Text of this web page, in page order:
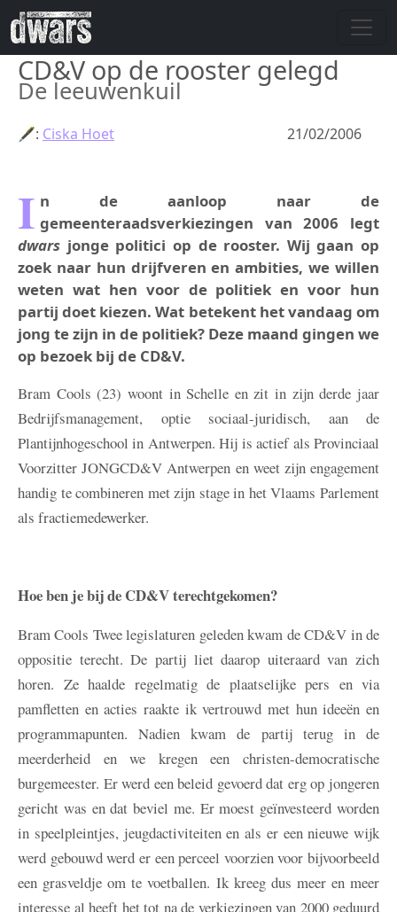
Overslaan en naar de inhoud gaan
CD&V op de rooster gelegd
De leeuwenkuil
21/02/2006
🖋: Ciska Hoet
I n de aanloop naar de
gemeenteraadsverkiezingen van 2006 legt
dwars jonge politici op de rooster. Wij gaan op
zoek naar hun drijfveren en ambities, we willen
weten wat hen voor de politiek en voor hun
partij doet kiezen. Wat betekent het vandaag om
jong te zijn in de politiek? Deze maand gingen we
op bezoek bij de CD&V.
Bram Cools (23) woont in Schelle en zit in zijn derde jaar
Bedrijfsmanagement, optie sociaal-juridisch, aan de
Plantijnhogeschool in Antwerpen. Hij is actief als Provinciaal
Voorzitter JONGCD&V Antwerpen en weet zijn engagement
handig te combineren met zijn stage in het Vlaams Parlement
als fractiemedewerker.
Hoe ben je bij de CD&V terechtgekomen?
Bram Cools Twee legislaturen geleden kwam de CD&V in de
oppositie terecht. De partij liet daarop uiteraard van zich
horen. Ze haalde regelmatig de plaatselijke pers en via
pamfletten en acties raakte ik vertrouwd met hun ideeën en
programmapunten. Nadien kwam de partij terug in de
meerderheid en we kregen een christen-democratische
burgemeester. Er werd een beleid gevoerd dat erg op jongeren
gericht was en dat beviel me. Er moest geïnvesteerd worden
in speelpleintjes, jeugdactiviteiten en als er een nieuwe wijk
werd gebouwd werd er een perceel voorzien voor bijvoorbeeld
een grasveldje om te voetballen. Ik kreeg dus meer en meer
interesse al heeft het tot na de verkiezingen van 2000 geduurd